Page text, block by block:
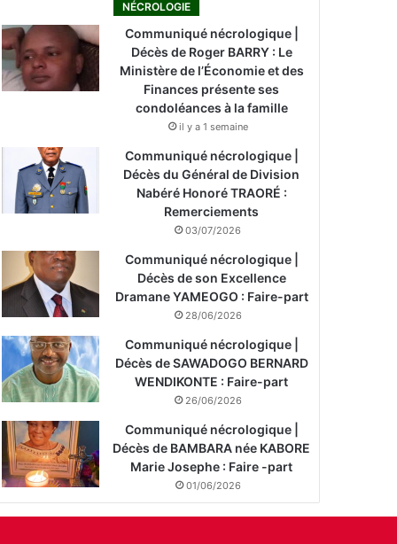
NÉCROLOGIE
Communiqué nécrologique |
Décès de Roger BARRY : Le
Ministère de l’Économie et des
Finances présente ses
condoléances à la famille
il y a 1 semaine
Communiqué nécrologique |
Décès du Général de Division
Nabéré Honoré TRAORÉ :
Remerciements
03/07/2026
Communiqué nécrologique |
Décès de son Excellence
Dramane YAMEOGO : Faire-part
28/06/2026
Communiqué nécrologique |
Décès de SAWADOGO BERNARD
WENDIKONTE : Faire-part
26/06/2026
Communiqué nécrologique |
Décès de BAMBARA née KABORE
Marie Josephe : Faire -part
01/06/2026